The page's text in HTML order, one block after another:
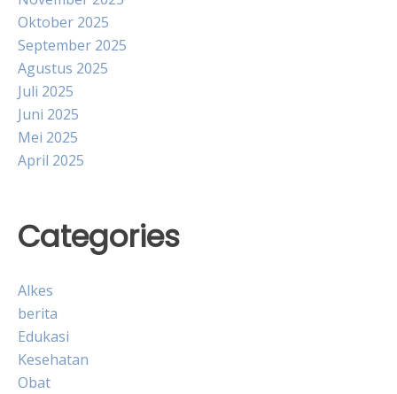
Oktober 2025
September 2025
Agustus 2025
Juli 2025
Juni 2025
Mei 2025
April 2025
Categories
Alkes
berita
Edukasi
Kesehatan
Obat